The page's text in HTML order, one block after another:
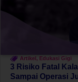
Artikel , Edukasi Gigi
3 Risiko Fatal
Sampai Operasi